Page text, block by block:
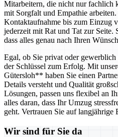
Mitarbeitern, die nicht nur fachlich
mit Sorgfalt und Empathie arbeiten.
Kontaktaufnahme bis zum Einzug
jederzeit mit Rat und Tat zur Seite.
dass alles genau nach Ihren
Egal, ob Sie privat oder
der Schlüssel zum Erfolg. Mit
Gütersloh** haben Sie einen
Details versteht und Qualität
Lösungen, passen uns flexibel an
alles daran, dass Ihr Umzug
geht. Vertrauen Sie auf langjährige
Wir sind für Sie da